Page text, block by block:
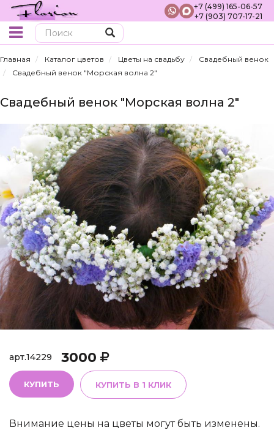
+7 (499) 165-06-57
+7 (903) 707-17-21
Главная Каталог цветов Цветы на свадьбу
Свадебный венок
Свадебный венок "Морская волна 2"
Свадебный венок "Морская волна 2"
арт.14229 3000
КУПИТЬ КУПИТЬ В 1 КЛИК
Внимание цены на цветы могут быть изменены.